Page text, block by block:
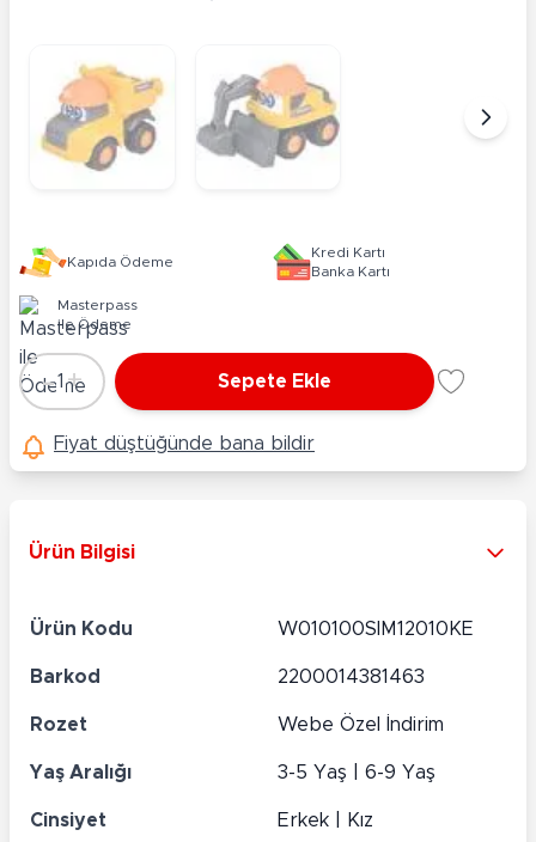
Kapıda Ödeme
Kredi Kartı
Banka Kartı
Masterpass
ile Ödeme
Adet
-1 + Sepete Ekle
Fiyat düştüğünde bana bildir
Ürün Bilgisi
Ürün Kodu W010100SIM12010KE
Barkod 2200014381463
Rozet Webe Özel İndirim
Yaş Aralığı 3-5 Yaş | 6-9 Yaş
Cinsiyet Erkek | Kız